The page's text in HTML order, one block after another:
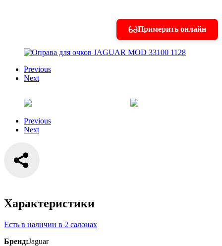
Примерить онлайн
Previous
Next
Previous
Next
Характеристики
Есть в наличии в 2 салонах
Бренд:Jaguar